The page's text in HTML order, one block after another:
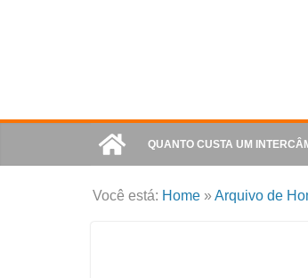
QUANTO CUSTA UM
Você está: Home »Arquivo de